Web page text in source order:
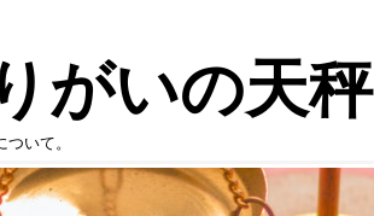
がいの天秤
いて。